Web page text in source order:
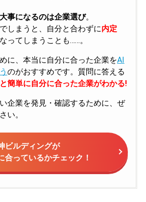
大事になるのは企業選び。
しまうと、自分と合わずに内定
ってしまうことも……。
に、本当に自分に合った企業をAI
のがおすすめです。質問に答える
簡単に自分に合った企業がわかる!
企業を発見・確認するために、ぜ
い。
ビルディングが
合っているかチェック！